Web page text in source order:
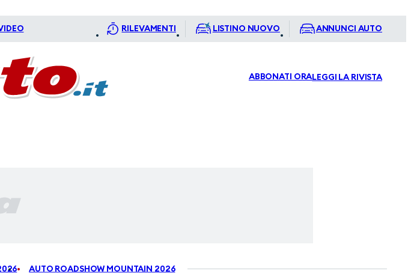
RILEVAMENTI LISTINO NUOVO ANNUNCI AUTO
ABBONATI ORALEGGI LA RIVISTA
AUTO ROADSHOW MOUNTAIN 2026